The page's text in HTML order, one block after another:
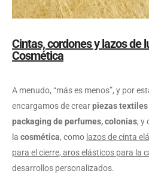
Cintas, cordones y lazos de
Cosmética
A menudo, “más es menos”, y por
encargamos de crearpiezas
packaging de perfumes, colonias, y
la cosmética, como lazos de cinta
para el cierre, aros elásticos para la
desarrollos personalizados.